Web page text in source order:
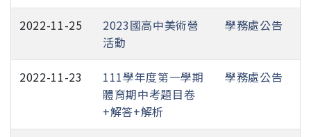
2022-11-25
2023國高中美術營
活動
學務處公告
2022-11-23
111學年度第一學期
體育期中考題目卷
+解答+解析
學務處公告